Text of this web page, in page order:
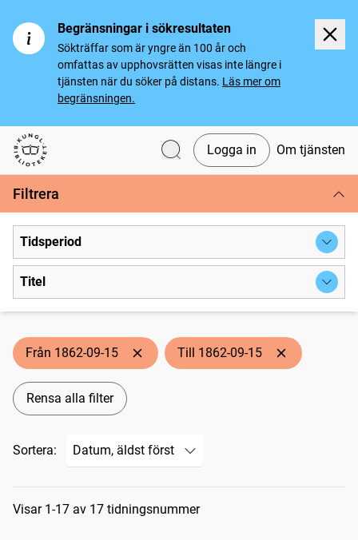
Begränsningar i sökresultaten
Sökträffar som är yngre än 100 år och
omfattas av upphovsrätten visas inte längre i
tjänsten när du söker på distans. Läs mer om
begränsningen.
Svenska tidningar
Logga in Om tjänsten
Filtrera
Tidsperiod
Titel
Från 1862-09-15 Till 1862-09-15
Rensa alla filter
Sortera:
Sökresultat
Visar 1-17 av 17 tidningsnummer